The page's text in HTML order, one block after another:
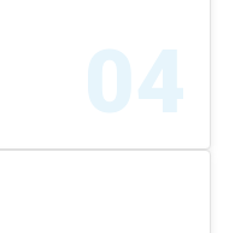
04